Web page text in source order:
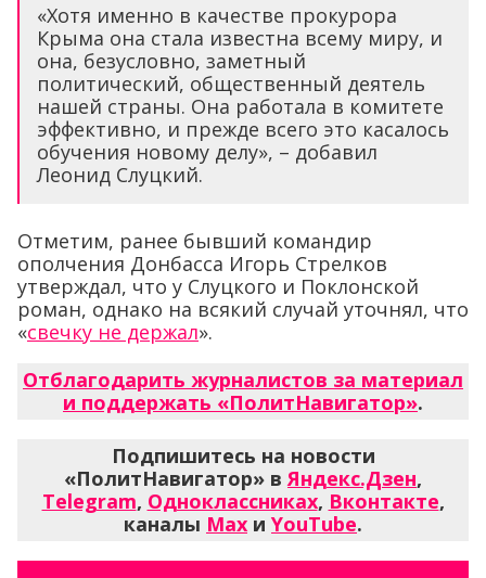
«Хотя именно в качестве прокурора
Крыма она стала известна всему миру, и
она, безусловно, заметный
политический, общественный деятель
нашей страны. Она работала в комитете
эффективно, и прежде всего это касалось
обучения новому делу», – добавил
Леонид Слуцкий.
Отметим, ранее бывший командир
ополчения Донбасса Игорь Стрелков
утверждал, что у Слуцкого и Поклонской
роман, однако на всякий случай уточнял, что
«свечку не держал».
Отблагодарить журналистов за материал
и поддержать «ПолитНавигатор».
Подпишитесь на новости
«ПолитНавигатор» в Яндекс.Дзен,
Telegram, Одноклассниках, Вконтакте,
каналы Max и YouTube.